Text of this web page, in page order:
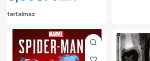
tartalmaz